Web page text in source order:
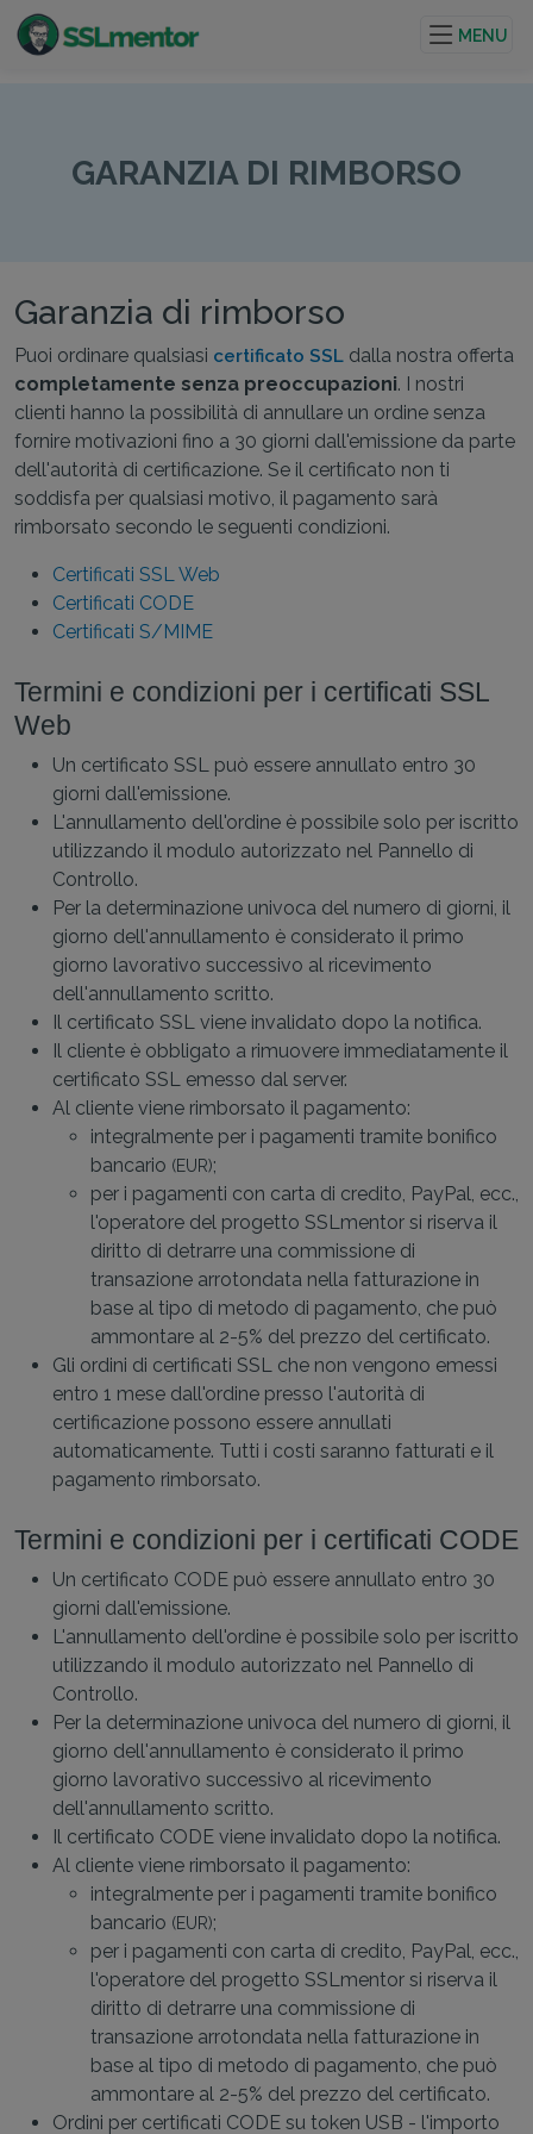
internet.
MENU
GARANZIA DI RIMBORSO
Garanzia di rimborso
Puoi ordinare qualsiasi certificato SSL dalla nostra offerta
completamente senza preoccupazioni. I nostri
clienti hanno la possibilità di annullare un ordine senza
fornire motivazioni fino a 30 giorni dall'emissione da parte
dell'autorità di certificazione. Se il certificato non ti
soddisfa per qualsiasi motivo, il pagamento sarà
rimborsato secondo le seguenti condizioni.
Certificati SSL Web
Certificati CODE
Certificati S/MIME
Termini e condizioni per i certificati SSL
Web
Un certificato SSL può essere annullato entro 30
giorni dall'emissione.
L'annullamento dell'ordine è possibile solo per iscritto
utilizzando il modulo autorizzato nel Pannello di
Controllo.
Per la determinazione univoca del numero di giorni, il
giorno dell'annullamento è considerato il primo
giorno lavorativo successivo al ricevimento
dell'annullamento scritto.
Il certificato SSL viene invalidato dopo la notifica.
Il cliente è obbligato a rimuovere immediatamente il
certificato SSL emesso dal server.
Al cliente viene rimborsato il pagamento:
integralmente per i pagamenti tramite bonifico
bancario (EUR);
per i pagamenti con carta di credito, PayPal, ecc.,
l'operatore del progetto SSLmentor si riserva il
diritto di detrarre una commissione di
transazione arrotondata nella fatturazione in
base al tipo di metodo di pagamento, che può
ammontare al 2-5% del prezzo del certificato.
Gli ordini di certificati SSL che non vengono emessi
entro 1 mese dall'ordine presso l'autorità di
certificazione possono essere annullati
automaticamente. Tutti i costi saranno fatturati e il
pagamento rimborsato.
Termini e condizioni per i certificati CODE
Un certificato CODE può essere annullato entro 30
giorni dall'emissione.
L'annullamento dell'ordine è possibile solo per iscritto
utilizzando il modulo autorizzato nel Pannello di
Controllo.
Per la determinazione univoca del numero di giorni, il
giorno dell'annullamento è considerato il primo
giorno lavorativo successivo al ricevimento
dell'annullamento scritto.
Il certificato CODE viene invalidato dopo la notifica.
Al cliente viene rimborsato il pagamento:
integralmente per i pagamenti tramite bonifico
bancario (EUR);
per i pagamenti con carta di credito, PayPal, ecc.,
l'operatore del progetto SSLmentor si riserva il
diritto di detrarre una commissione di
transazione arrotondata nella fatturazione in
base al tipo di metodo di pagamento, che può
ammontare al 2-5% del prezzo del certificato.
Ordini per certificati CODE su token USB - l'importo